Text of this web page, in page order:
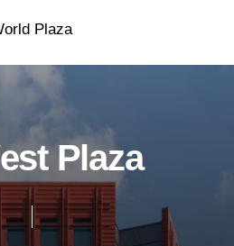
Plaza
est Plaza